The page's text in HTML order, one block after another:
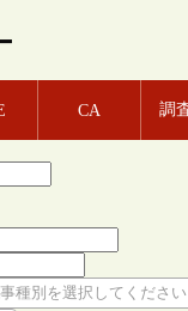
CA 調
種別を選択してください